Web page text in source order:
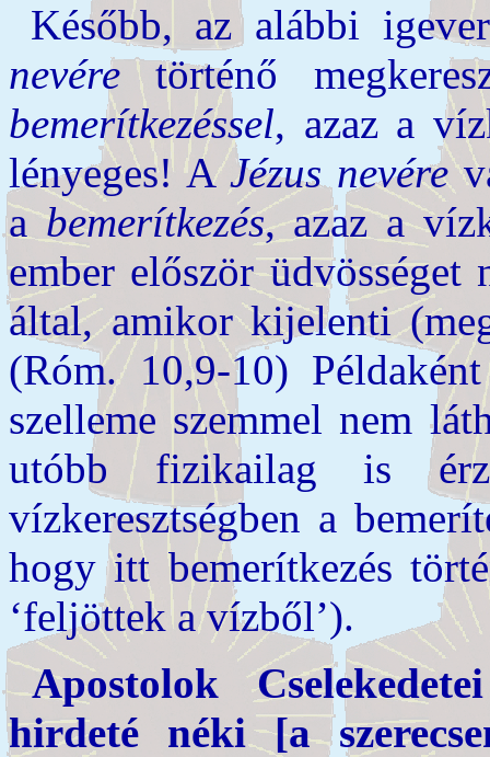
Később, az alábbi
nevéretörténő
bemerítkezéssel, azaz a
lényeges! AJézus nevére
abemerítkezés, azaz a
ember először üdvösséget
által, amikor kijelenti
(Róm. 10,9-10)
szelleme szemmel nem
utóbb fizikailag is
vízkeresztségben a
hogy itt bemerítkezés
‘feljöttek a vízből’).
Apostolok
hirdeté néki [a